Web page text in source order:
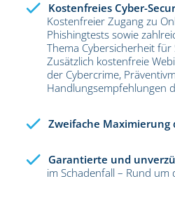
Kostenfreies Cyber-
Kostenfreier Zugang zu
Phishingtests sowie
Thema Cybersicherheit
Zusätzlich kostenfreie
der Cybercrime,
Handlungsempfehlungen
Zweifache Maximierung
Garantierte und
im Schadenfall – Rund um